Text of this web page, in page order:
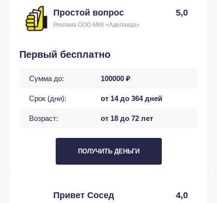
Простой вопрос 5,0
Реклама ООО МКК «Аделаида»
Первый бесплатно
Сумма до: 100000 ₽
Срок (дни): от 14 до 364 дней
Возраст: от 18 до 72 лет
ПОЛУЧИТЬ ДЕНЬГИ
Привет Сосед 4,0